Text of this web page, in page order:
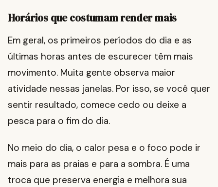
Horários que costumam render mais
Em geral, os primeiros períodos do dia e as
últimas horas antes de escurecer têm mais
movimento. Muita gente observa maior
atividade nessas janelas. Por isso, se você quer
sentir resultado, comece cedo ou deixe a
pesca para o fim do dia.
No meio do dia, o calor pesa e o foco pode ir
mais para as praias e para a sombra. É uma
troca que preserva energia e melhora sua